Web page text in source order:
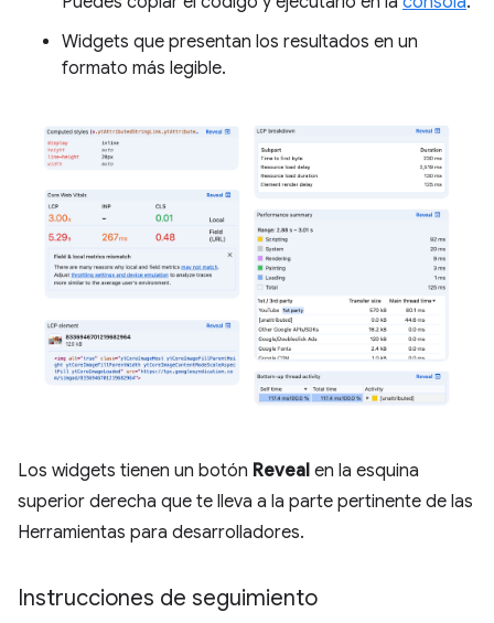
Widgets que presentan los resultados en un
formato más legible.
Los widgets tienen un botón Reveal en la esquina
superior derecha que te lleva a la parte pertinente de las
Herramientas para desarrolladores.
Instrucciones de seguimiento